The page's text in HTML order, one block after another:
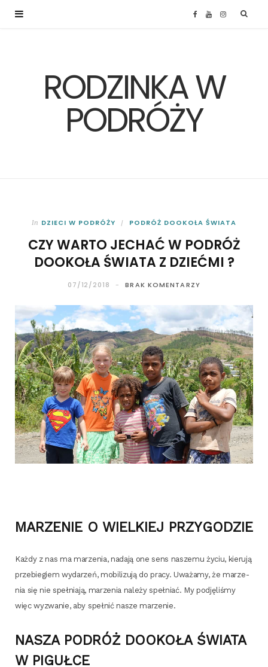
F Y I
m
RODZINKA W
PODRÓŻY
In DZIECI W PODRÓŻY PODRÓŻ DOOKOŁA ŚWIATA
CZY WARTO JECHAĆ W PODRÓŻ
DOOKOŁA ŚWIATA Z DZIEĆMI ?
07/12/2018 BRAK KOMENTARZY
MARZENIE O WIELKIEJ PRZYGODZIE
Każ­dy z nas ma marze­nia, nada­ją one sens nasze­mu życiu, kie­ru­ją
prze­bie­giem wyda­rzeń, mobi­li­zu­ją do pra­cy. Uwa­ża­my, że marze­
nia się nie speł­nia­ją, marze­nia nale­ży speł­niać. My pod­ję­li­śmy
więc wyzwa­nie, aby speł­nić nasze marzenie.
NASZA PODRÓŻ DOOKOŁA ŚWIATA
W PIGUŁCE